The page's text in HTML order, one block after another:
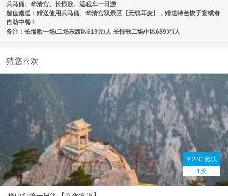
兵马俑、华清宫、长恨歌、返程车一日游
超值赠送：赠送使用兵马俑、华清宫双景区【无线耳麦】，赠送特色饺子宴或者
自助中餐！
备注：长恨歌一场/二场东西区619元/人 长恨歌二场中区689元/人
猜您喜欢
￥280 元/人
1天